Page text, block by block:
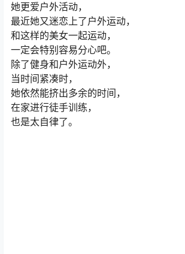
她更爱户外活动，
最近她又迷恋上了户外运动，
和这样的美女一起运动，
一定会特别容易分心吧。
除了健身和户外运动外，
当时间紧凑时，
她依然能挤出多余的时间，
在家进行徒手训练，
也是太自律了。